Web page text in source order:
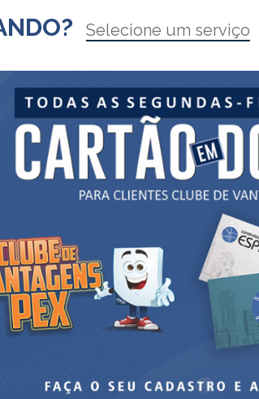
Selecione um serviço